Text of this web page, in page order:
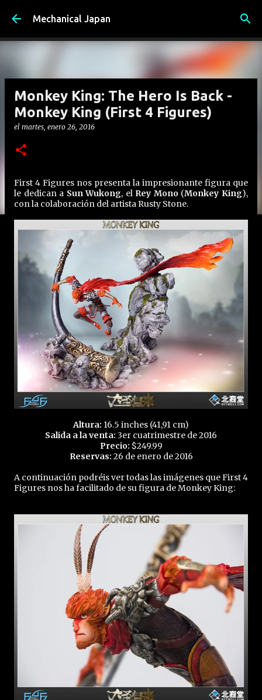
Ir al contenido principal
Mechanical Japan
Monkey King: The Hero Is Back -
Monkey King (First 4 Figures)
el martes, enero 26, 2016
First 4 Figures nos presenta la impresionante figura que
le dedican a Sun Wukong, el Rey Mono(Monkey King),
con la colaboración del artista Rusty Stone.
Altura: 16.5 inches (41,91 cm)
Salida a la venta: 3er cuatrimestre de 2016
Precio: $249.99
Reservas: 26 de enero de 2016
A continuación podréis ver todas las imágenes que First 4
Figures nos ha facilitado de su figura de Monkey King: